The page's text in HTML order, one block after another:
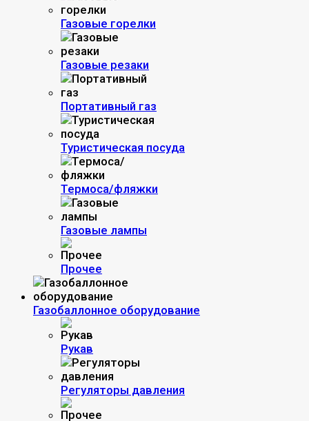
Газовые горелки
Газовые резаки
Портативный газ
Туристическая посуда
Термоса/фляжки
Газовые лампы
Прочее
Газобаллонное оборудование
Рукав
Регуляторы давления